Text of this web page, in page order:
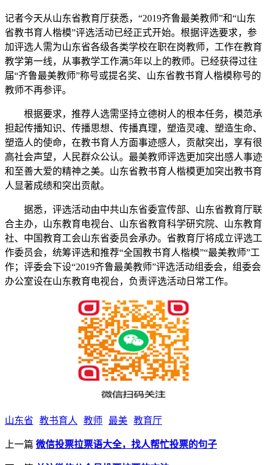
记者今天从山东省教育厅获悉，“2019齐鲁最美教师”和“山东
省教书育人楷模”评选活动已经正式开始。根据评选要求，参
加评选人需为山东省各级各类学校在职在岗教师，工作在教育
教学第一线，从事教学工作满5年以上的教师。已经获得过往
届“齐鲁最美教师”称号或提名奖、山东省教书育人楷模称号的
教师不再参评。
根据要求，推荐人选需坚持立德树人的根本任务，模范承
担起传播知识、传播思想、传播真理，塑造灵魂、塑造生命、
塑造人的使命，在教书育人方面事迹感人，贡献突出，享有很
高社会声望，人民群众公认。最美教师评选更加突出感人事迹
和至善大爱的精神之美。山东省教书育人楷模更加突出教书育
人显著成绩和突出贡献。
据悉，评选活动由中共山东省委宣传部、山东省教育厅联
合主办，山东教育电视台、山东省教育科学研究院、山东教育
社、中国教育工会山东省委员会承办。省教育厅将成立评选工
作委员会，统筹评选和推荐“全国教书育人楷模”“最美教师”工
作；评委会下设“2019齐鲁最美教师”评选活动组委会，组委会
办公室设在山东教育电视台，负责评选活动日常工作。
山东省 教书育人 教师 最美 教育厅
上一篇 微信投票拉票语大全，找人帮忙投票的句子